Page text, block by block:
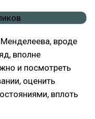
вроде
вполне
и посмотреть
оценить
вплоть